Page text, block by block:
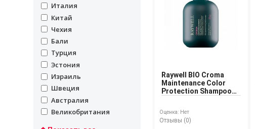
undefined
Италия
undefined
Китай
undefined
Чехия
undefined
Бали
undefined
Турция
undefined
Эстония
undefined
Израиль
undefined
Швеция
undefined
Австралия
undefined
Великобритания
Raywell BIO Croma
Maintenance Color
Protection Shampoo
Оценка: Нет
Отзывы (0)